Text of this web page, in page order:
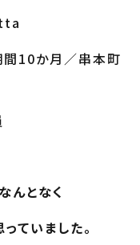
10か月／串本町
んとなく
ていました。